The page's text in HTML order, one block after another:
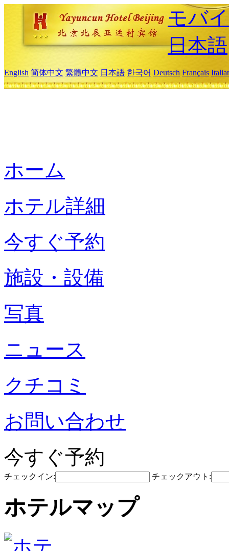
モバ
日本語
English 简体中文 繁體中文 日本語 한국어 Deutsch Français
ホーム
ホテル詳細
今すぐ予約
施設・設備
写真
ニュース
クチコミ
お問い合わせ
今すぐ予約
チェックイン: チェックアウト:
ホテルマップ